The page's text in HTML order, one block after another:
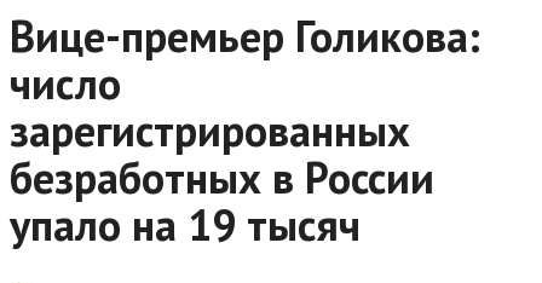
Вице-премьер Голикова:
число
зарегистрированных
безработных в России
упало на 19 тысяч